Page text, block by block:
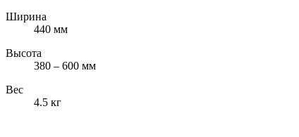
Ширина
440 мм
Высота
380 – 600 мм
Вес
4.5 кг